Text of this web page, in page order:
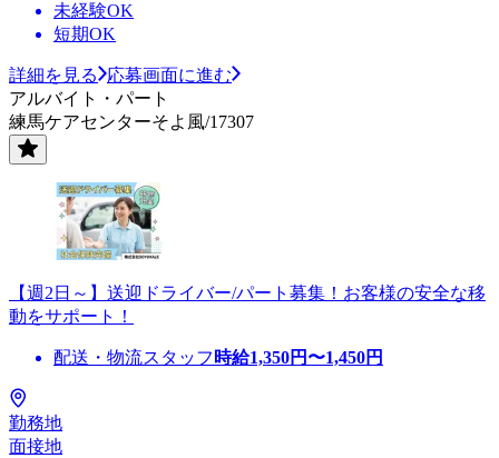
未経験OK
短期OK
詳細を見る
応募画面に進む
アルバイト・パート
練馬ケアセンターそよ風/17307
【週2日～】送迎ドライバー/パート募集！お客様の安全な移
動をサポート！
配送・物流スタッフ 時給1,350円〜1,450円
勤務地
面接地